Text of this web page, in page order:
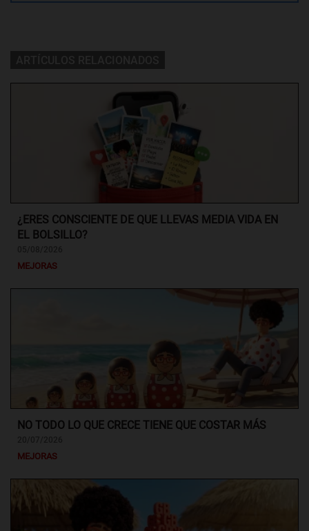
¿ERES CONSCIENTE DE QUE LLEVAS MEDIA VIDA EN
EL BOLSILLO?
MEJORAS
NO TODO LO QUE CRECE TIENE QUE COSTAR MÁS
MEJORAS